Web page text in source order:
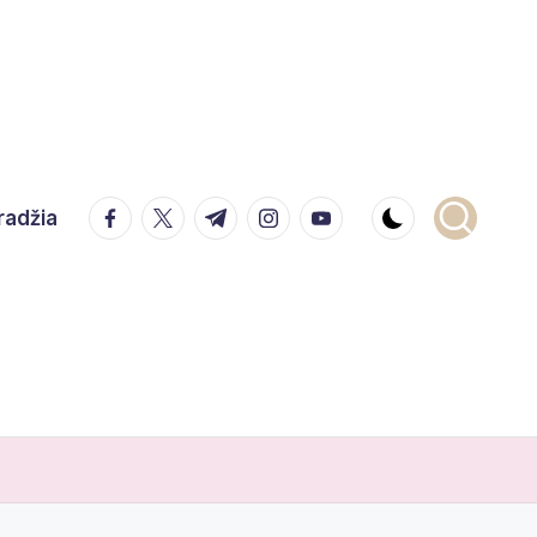
facebook.com
twitter.com
t.me instagram.com
youtube.com